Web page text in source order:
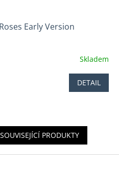
Early Version
Skladem
DETAIL
PRODUKTY